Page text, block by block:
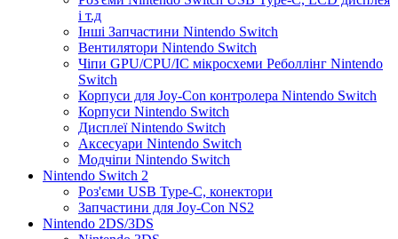
і т.д
Інші Запчастини Nintendo Switch
Вентилятори Nintendo Switch
Чіпи GPU/CPU/IC мікросхеми Реболлінг Nintendo
Switch
Корпуси для Joy-Con контролера Nintendo Switch
Корпуси Nintendo Switch
Дисплеї Nintendo Switch
Аксесуари Nintendo Switch
Модчіпи Nintendo Switch
Nintendo Switch 2
Роз'єми USB Type-C, конектори
Запчастини для Joy-Con NS2
Nintendo 2DS/3DS